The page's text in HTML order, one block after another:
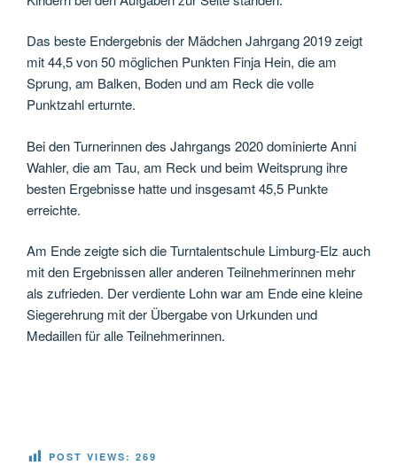
Das beste Endergebnis der Mädchen Jahrgang 2019 zeigt
mit 44,5 von 50 möglichen Punkten Finja Hein, die am
Sprung, am Balken, Boden und am Reck die volle
Punktzahl erturnte.
Bei den Turnerinnen des Jahrgangs 2020 dominierte Anni
Wahler, die am Tau, am Reck und beim Weitsprung ihre
besten Ergebnisse hatte und insgesamt 45,5 Punkte
erreichte.
Am Ende zeigte sich die Turntalentschule Limburg-Elz auch
mit den Ergebnissen aller anderen Teilnehmerinnen mehr
als zufrieden. Der verdiente Lohn war am Ende eine kleine
Siegerehrung mit der Übergabe von Urkunden und
Medaillen für alle Teilnehmerinnen.
POST VIEWS: 269